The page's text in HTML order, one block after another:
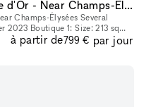
Flagship Storefront - Triangle d'Or - Near Champs-Élysées
Élysées Several
213 sqm
Ground Floor: 104 sqm Basement: 109 sqm Boutique 2: Size: 26
à partir de799 € par jour